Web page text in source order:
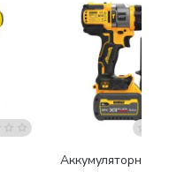
Аккумуляторная